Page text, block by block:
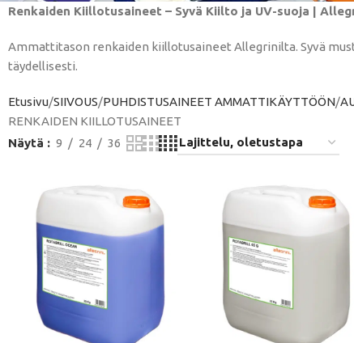
Renkaiden Kiillotusaineet – Syvä Kiilto ja UV-suoja |
Ammattitason renkaiden kiillotusaineet Allegrinilta. Syvä
täydellisesti.
Etusivu SIIVOUS PUHDISTUSAINEET AMMATTIKÄYTTÖÖN
RENKAIDEN KIILLOTUSAINEET
Näytä
9 24 36